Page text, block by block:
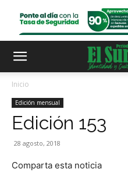
Inicio
Edición mensual
Edición 153
28 agosto, 2018
Comparta esta noticia